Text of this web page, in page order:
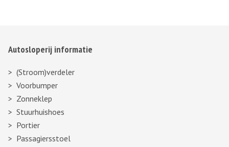
Autosloperij informatie
(Stroom)verdeler
Voorbumper
Zonneklep
Stuurhuishoes
Portier
Passagiersstoel